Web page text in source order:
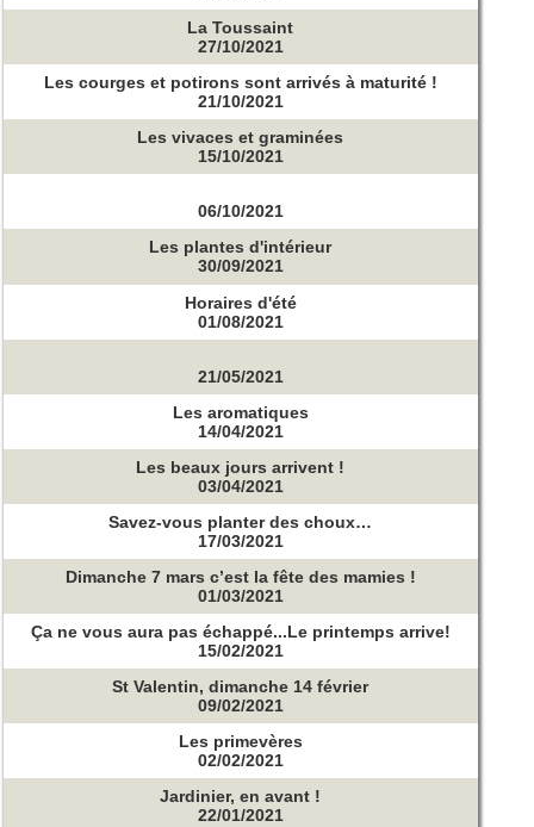
La Toussaint
27/10/2021
Les courges et potirons sont arrivés à maturité !
21/10/2021
Les vivaces et graminées
15/10/2021
06/10/2021
Les plantes d'intérieur
30/09/2021
Horaires d'été
01/08/2021
21/05/2021
Les aromatiques
14/04/2021
Les beaux jours arrivent !
03/04/2021
Savez-vous planter des choux…
17/03/2021
Dimanche 7 mars c’est la fête des mamies !
01/03/2021
Ça ne vous aura pas échappé...Le printemps arrive!
15/02/2021
St Valentin, dimanche 14 février
09/02/2021
Les primevères
02/02/2021
Jardinier, en avant !
22/01/2021